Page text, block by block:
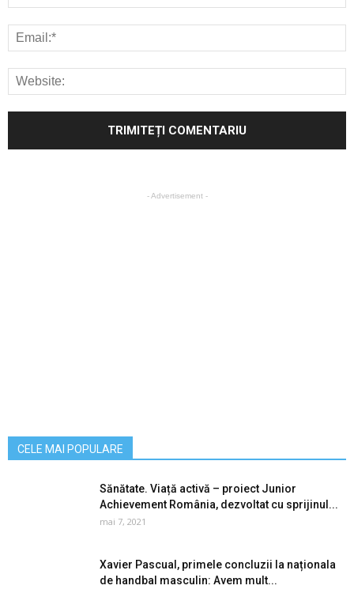
- Advertisement -
CELE MAI POPULARE
Sănătate. Viață activă – proiect Junior
Achievement România, dezvoltat cu sprijinul...
mai 7, 2021
Xavier Pascual, primele concluzii la naționala
de handbal masculin: Avem mult...